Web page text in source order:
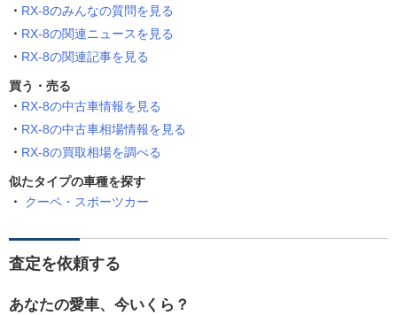
RX-8のみんなの質問を見る
RX-8の関連ニュースを見る
RX-8の関連記事を見る
買う・売る
RX-8の中古車情報を見る
RX-8の中古車相場情報を見る
RX-8の買取相場を調べる
似たタイプの車種を探す
クーペ・スポーツカー
査定を依頼する
あなたの愛車、今いくら？